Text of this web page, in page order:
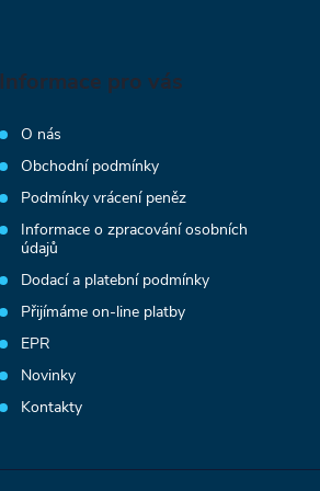
Informace pro vás
O nás
Obchodní podmínky
Podmínky vrácení peněz
Informace o zpracování osobních
údajů
Dodací a platební podmínky
Přijímáme on-line platby
EPR
Novinky
Kontakty